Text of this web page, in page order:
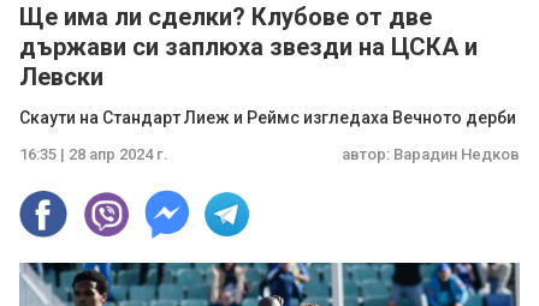
Ще има ли сделки? Клубове от две
държави си заплюха звезди на ЦСКА и
Левски
Скаути на Стандарт Лиеж и Реймс изгледаха Вечното дерби
16:35 | 28 апр 2024 г. автор: Варадин Недков